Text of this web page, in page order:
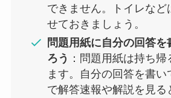
できません。トイレなど
せておきましょう。
問題用紙に自分の回答を
ろう ：問題用紙は持ち帰
ます。自分の回答を書い
で解答速報や解説を見る